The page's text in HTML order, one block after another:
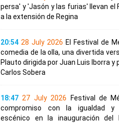
persa' y 'Jasón y las furias' llevan el
a la extensión de Regina
20:54 28 July 2026 El Festival de
comedia de la olla, una divertida
Plauto dirigida por Juan Luis Iborra
Carlos Sobera
18:47 27 July 2026
Festival de
compromiso con la igualdad y
escénico en la inauguración del